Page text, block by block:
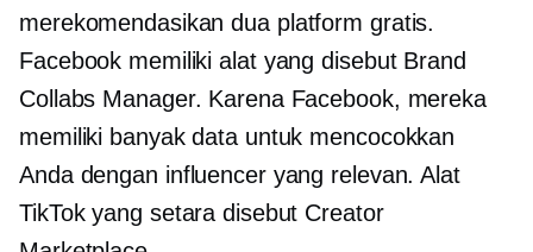
merekomendasikan dua platform gratis.
Facebook memiliki alat yang disebut Brand
Collabs Manager. Karena Facebook, mereka
memiliki banyak data untuk mencocokkan
Anda dengan influencer yang relevan. Alat
TikTok yang setara disebut Creator